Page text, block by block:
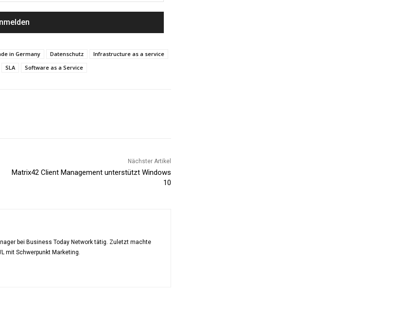
in Germany Datenschutz
Infrastructure as a service
SLA Software as a Service
Nächster Artikel
Matrix42 Client Management unterstützt Windows
10
bei Business Today Network tätig. Zuletzt machte
mit Schwerpunkt Marketing.